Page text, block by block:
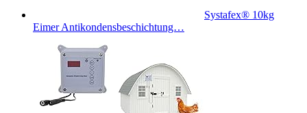
Systafex® 10kg
Eimer Antikondensbeschichtung…